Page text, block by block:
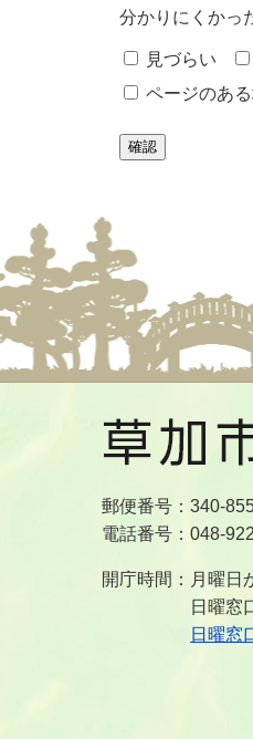
分かりにくかっ
見づらい
ページのあ
郵便番号：340-
電話番号：048-
開庁時間：月曜日
日曜窓
日曜窓